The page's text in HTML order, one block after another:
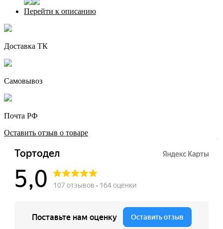
Перейти к описанию
Доставка ТК
Самовывоз
Почта РФ
Оставить отзыв о товаре